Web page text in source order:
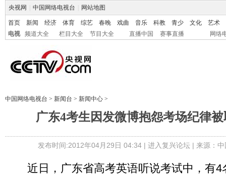
央视网 中国网络电视台 网站地图
首页 新闻 经济 体育 综艺 春晚 戏曲 音乐 科教 青少 文化
艺术
电视
频道大全 栏目大全 节目大全 直播中国 赛事直播 网络
中国网络电视台 > 新闻台 > 新闻中心 >
广东4考生因发微博抱怨考场纪律
发布时间:2012年04月29日 04:34 | 进入复兴论坛| 来源：
近日，广东省高考英语听说考试中，有4